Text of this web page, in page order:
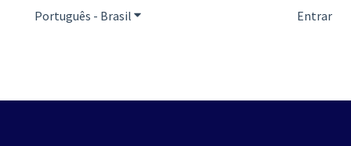
Português - Brasil Mostrar submenu para traduçõesEntrar